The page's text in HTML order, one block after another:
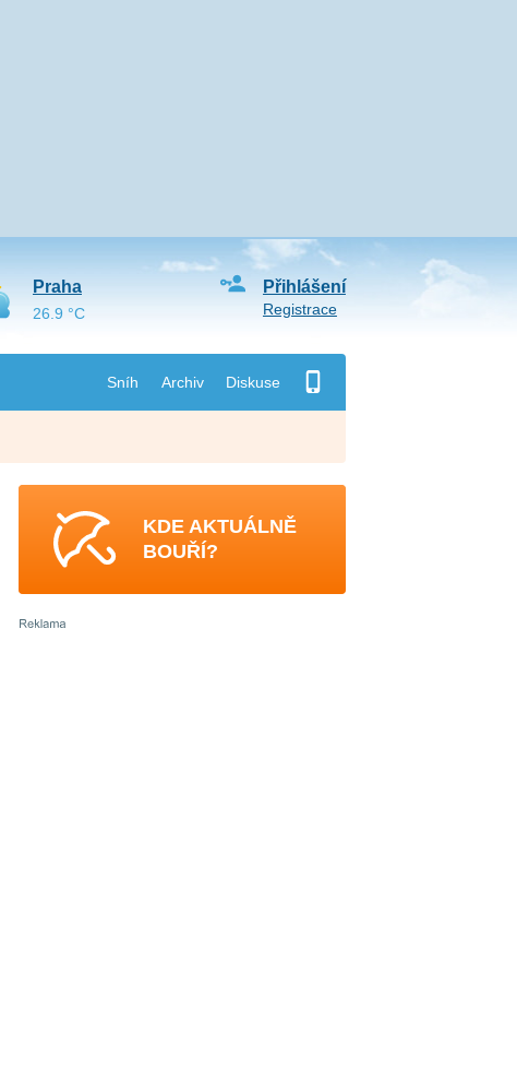
Sníh Archiv Diskuse
Přihlášení
Registrace
Praha
26.9 °C
KDE AKTUÁLNĚ
BOUŘÍ?